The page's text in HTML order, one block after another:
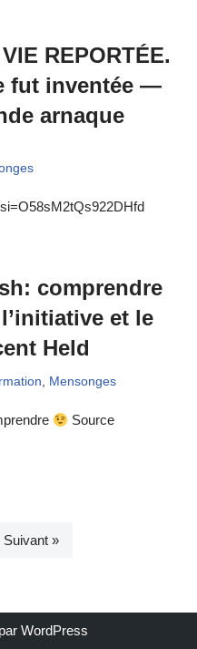
REPORTÉE.
fut inventée —
arnaque
comprendre
et le
Held
, Mensonges
Source
Suivant »
WordPress